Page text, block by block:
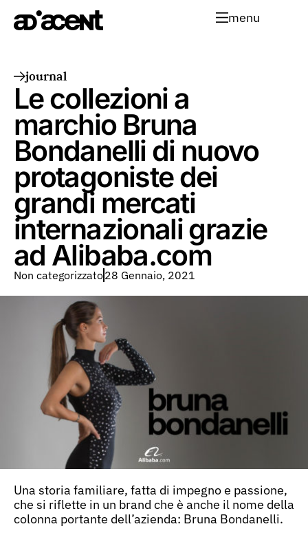
menu
journal
Le collezioni a
marchio Bruna
Bondanelli di nuovo
protagoniste dei
grandi mercati
internazionali grazie
ad Alibaba.com
Non categorizzato28 Gennaio, 2021
Una storia familiare, fatta di impegno e passione,
che si riflette in un brand che è anche il nome della
colonna portante dell’azienda: Bruna Bondanelli.